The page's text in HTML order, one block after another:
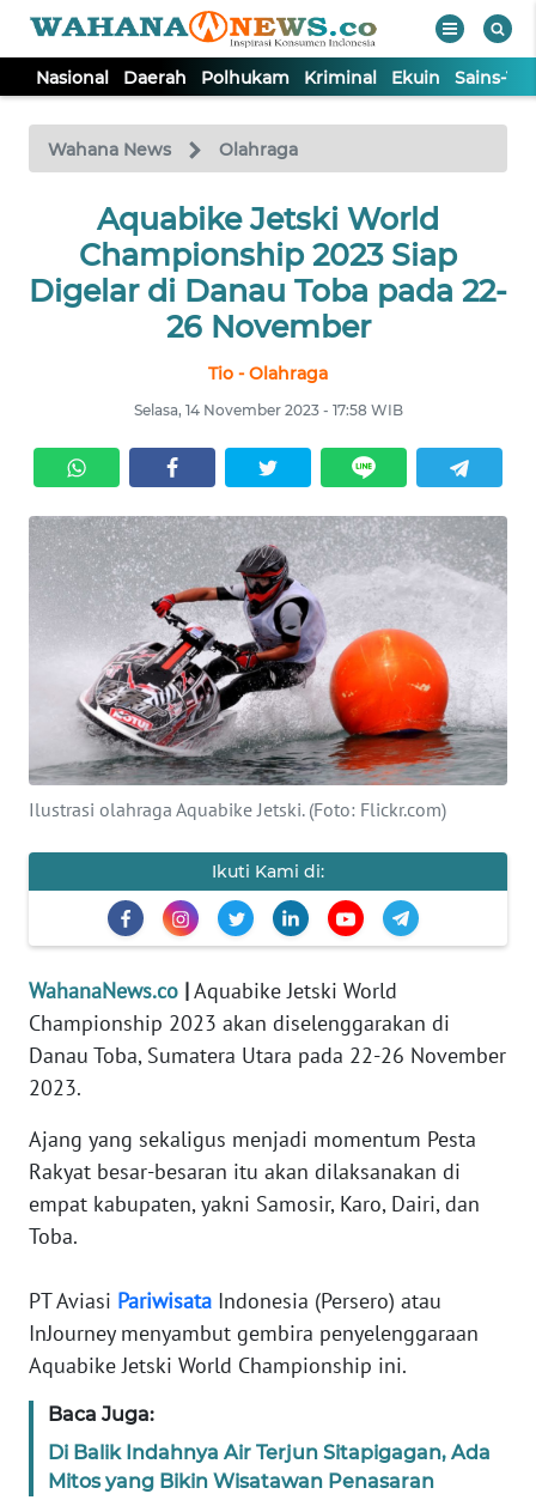
Nasional Daerah Polhukam Kriminal Ekuin Sains-
Wahana News Olahraga
Aquabike Jetski World
Championship 2023 Siap
Digelar di Danau Toba pada 22-
26 November
Tio - Olahraga
Selasa, 14 November 2023 - 17:58 WIB
Ilustrasi olahraga Aquabike Jetski. (Foto: Flickr.com)
Ikuti Kami di:
WahanaNews.co |Aquabike Jetski World
Championship 2023 akan diselenggarakan di
Danau Toba, Sumatera Utara pada 22-26 November
2023.
Ajang yang sekaligus menjadi momentum Pesta
Rakyat besar-besaran itu akan dilaksanakan di
empat kabupaten, yakni Samosir, Karo, Dairi, dan
Toba.
PT Aviasi Pariwisata Indonesia (Persero) atau
InJourney menyambut gembira penyelenggaraan
Aquabike Jetski World Championship ini.
Baca Juga:
Di Balik Indahnya Air Terjun Sitapigagan, Ada
Mitos yang Bikin Wisatawan Penasaran
TV
Tutup
NASIONAL
DAERAH
EKUIN
SAINS-TEKNO
KESEHATAN
INTERNASIONAL
SERBA-SERBI
PENDIDIKAN
OPINI
EDITORIAL
Informasi
INDEKS
BERITA
KONTAK
KAMI
INFO
IKLAN
KAMI
PEDOMAN